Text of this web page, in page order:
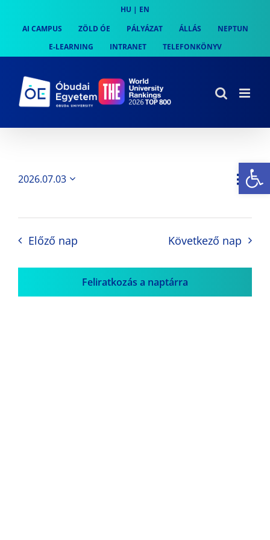
content
HU | EN
AI CAMPUS
ZÖLD ÓE PÁLYÁZAT ÁLLÁS
NEPTUN
E-LEARNING
INTRANET TELEFONKÖNYV
Nap
2026.07.03
Előző nap Következő nap
Feliratkozás a naptárra